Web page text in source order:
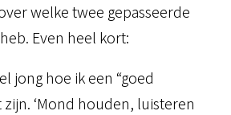
welke twee gepasseerde
Even heel kort:
jong hoe ik een “goed
‘Mond houden, luisteren